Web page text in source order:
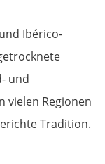
Ibérico-
und
vielen Regionen
Tradition.